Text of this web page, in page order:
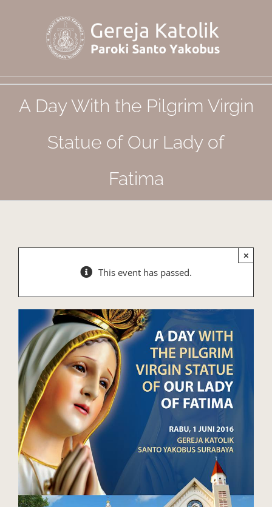
A Day With the Pilgrim Virgin
Statue of Our Lady of
Fatima
This event has passed.
×